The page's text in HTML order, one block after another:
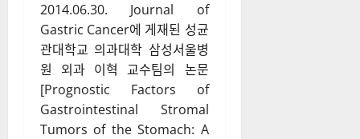
2014.06.30. Journal of
Gastric Cancer에 게재된 성균
관대학교 의과대학 삼성서울병
원 외과 이혁 교수팀의 논문
[Prognostic Factors of
Gastrointestinal Stromal
Tumors of the Stomach: A